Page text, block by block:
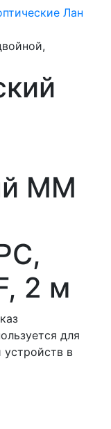
Лан
MM
2 м
для
устройств в